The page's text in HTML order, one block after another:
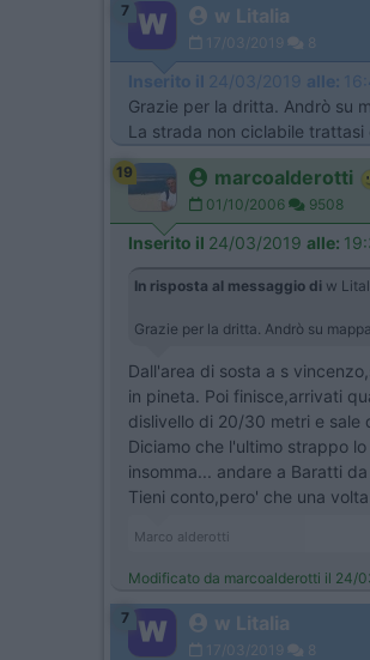
7 w Litalia
17/03/2019 8
Inserito il 24/03/2019 alle:
Grazie per la dritta. Andrò su
La strada non ciclabile
19 marcoalderotti
01/10/2006 9508
Inserito il 24/03/2019 alle:
In risposta al messaggio di w
Grazie per la dritta. Andrò su
Dall'area di sosta a s
in pineta. Poi finisce,arrivati
dislivello di 20/30 metri e sale
Diciamo che l'ultimo strappo
insomma... andare a Baratti
Tieni conto,pero' che una
Marco alderotti
Modificato da marcoalderotti il 24/
7 w Litalia
17/03/2019 8